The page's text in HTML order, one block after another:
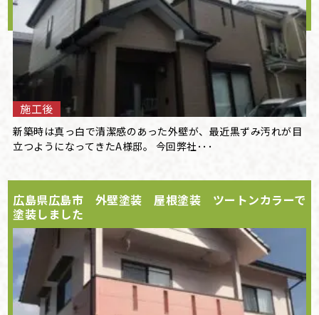
施工後
新築時は真っ白で清潔感のあった外壁が、最近黒ずみ汚れが目
立つようになってきたA様邸。 今回弊社･･･
広島県広島市 外壁塗装 屋根塗装 ツートンカラーで
塗装しました